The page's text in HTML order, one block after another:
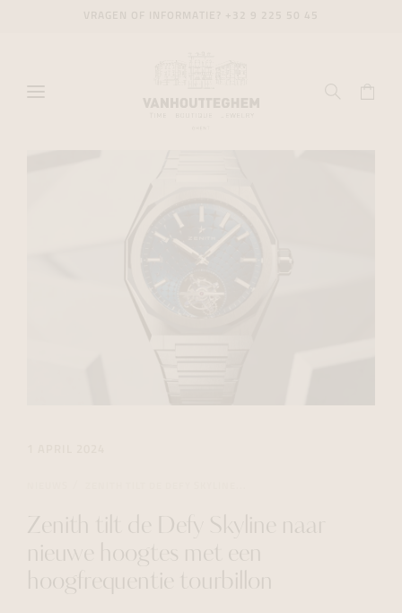
Zenith tilt de Defy Skyline naar
nieuwe hoogtes met een
hoogfrequentie tourbillon